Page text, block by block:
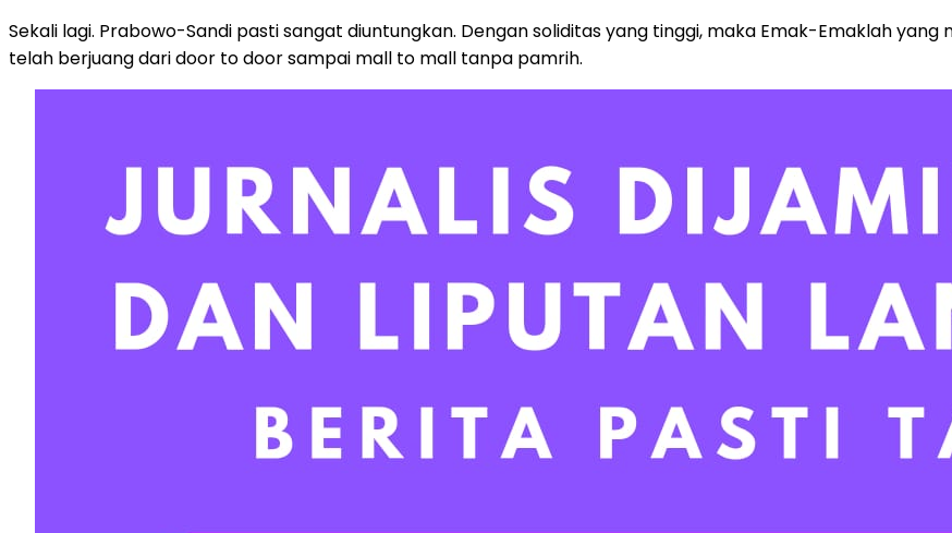
Sekali lagi. Prabowo-Sandi pasti sangat diuntungkan. Dengan soliditas yang tinggi, maka Emak-Emaklah
telah berjuang dari door to door sampai mall to mall tanpa pamrih.